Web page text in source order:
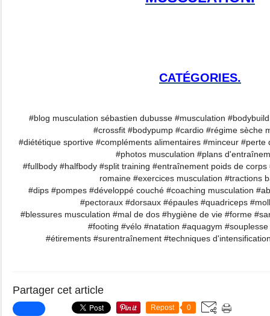
CATÉGORIES.
#blog musculation sébastien dubusse #musculation
#crossfit #bodypump #cardio #régime sèche
#diététique sportive #compléments alimentaires #minceur #perte
#photos musculation #plans
#fullbody #halfbody #split training #entraînement poids de
romaine #exercices musculation #tractions
#dips #pompes #développé couché #coaching musculation
#pectoraux #dorsaux #épaules #quadriceps
#blessures musculation #mal de dos #hygiène de vie #forme
#footing #vélo #natation #aquagym
#étirements #surentraînement #techniques
Partager cet article
Repost 0